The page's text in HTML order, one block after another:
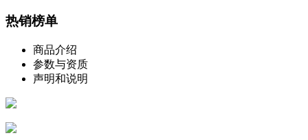
热销榜单
商品介绍
参数与资质
声明和说明